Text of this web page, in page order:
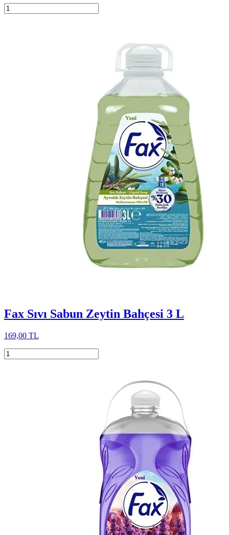
Fax Sıvı Sabun Zeytin Bahçesi 3 L
169,00 TL